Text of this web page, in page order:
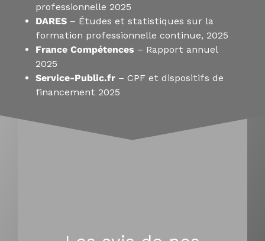
professionnelle 2025
DARES – Études et statistiques sur la
formation professionnelle continue, 2025
France Compétences – Rapport annuel
2025
Service-Public.fr – CPF et dispositifs de
financement 2025